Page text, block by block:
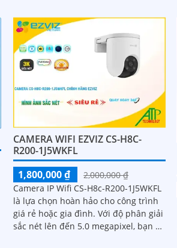
CAMERA WIFI EZVIZ CS-H8C-
R200-1J5WKFL
1,800,000 ₫
2,000,000 ₫
Camera IP Wifi CS-H8c-R200-1J5WKFL
là lựa chọn hoàn hảo cho công trình
giá rẻ hoặc gia đình. Với độ phân giải
sắc nét lên đến 5.0 megapixel, bạn sẽ